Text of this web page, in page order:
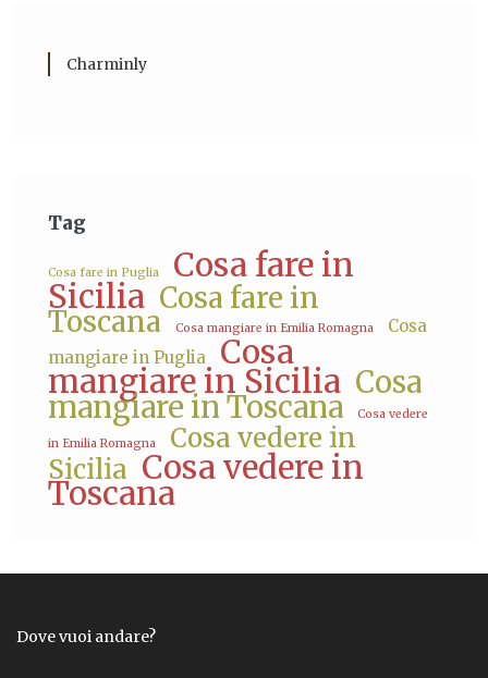
Charminly
Tag
Cosa fare in Puglia Cosa fare in
Sicilia Cosa fare in
Toscana Cosa mangiare in Emilia Romagna
Cosa
mangiare in Puglia
Cosa
mangiare in Sicilia Cosa
mangiare in Toscana Cosa vedere
in Emilia Romagna
Cosa vedere in
Sicilia Cosa vedere in
Toscana
Dove vuoi andare?